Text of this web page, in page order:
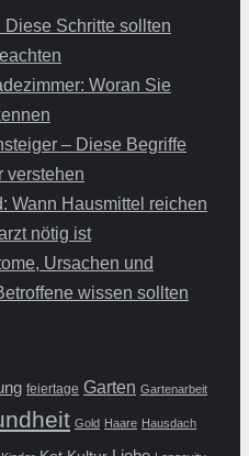
Schritte sollten
Woran Sie
– Diese Begriffe
verstehen
Wann Hausmittel reichen
nötig ist
Ursachen und
wissen sollten
feiertage Garten Gartenarbeit
Gold Haare Hausdach